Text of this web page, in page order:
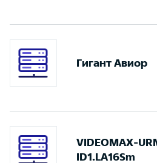
Гигант Авиор
VIDEOMAX-
ID1.LA16Sm